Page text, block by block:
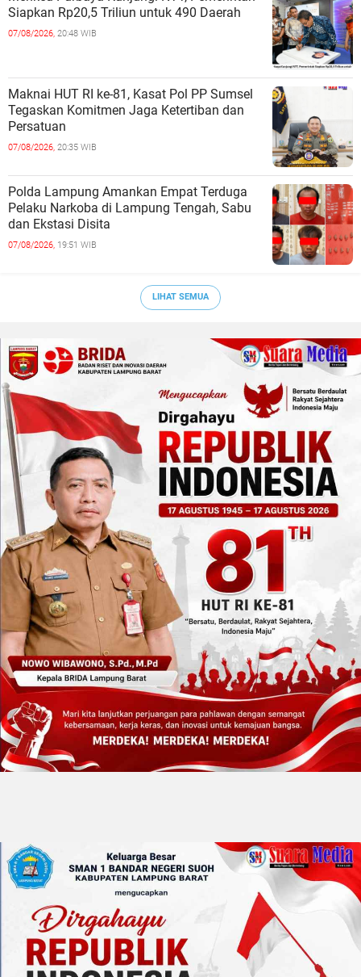
Siapkan Rp20,5 Triliun untuk 490 Daerah
07/08/2026, 20:48 WIB
Maknai HUT RI ke-81, Kasat Pol PP Sumsel
Tegaskan Komitmen Jaga Ketertiban dan
Persatuan
07/08/2026, 20:35 WIB
Polda Lampung Amankan Empat Terduga
Pelaku Narkoba di Lampung Tengah, Sabu
dan Ekstasi Disita
07/08/2026, 19:51 WIB
LIHAT SEMUA